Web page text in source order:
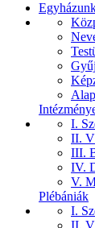
I.
II.
III.
IV.
V.
Plébániák
I.
II.